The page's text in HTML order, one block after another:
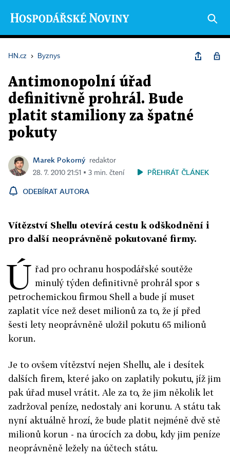
HN.cz › Byznys
Antimonopolní úřad
definitivně prohrál. Bude
platit stamiliony za špatné
pokuty
Marek Pokorný
redaktor
28. 7. 2010 21:51 ▪ 3 min. čtení
PŘEHRÁT ČLÁNEK
ODEBÍRAT AUTORA
Vítězství Shellu otevírá cestu k odškodnění i
pro další neoprávněně pokutované firmy.
Ú řad pro ochranu hospodářské soutěže
minulý týden definitivně prohrál spor s
petrochemickou firmou Shell a bude jí muset
zaplatit více než deset milionů za to, že jí před
šesti lety neoprávněně uložil pokutu 65 milionů
korun.
Je to ovšem vítězství nejen Shellu, ale i desítek
dalších firem, které jako on zaplatily pokutu, jíž jim
pak úřad musel vrátit. Ale za to, že jim několik let
zadržoval peníze, nedostaly ani korunu. A státu tak
nyní aktuálně hrozí, že bude platit nejméně dvě stě
milionů korun - na úrocích za dobu, kdy jim peníze
neoprávněně ležely na účtech státu.